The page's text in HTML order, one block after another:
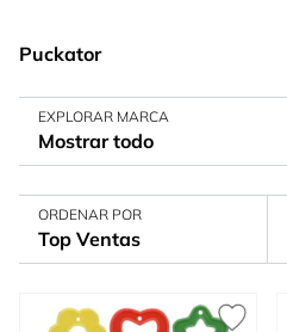
Puckator
EXPLORAR MARCA
Mostrar todo
ORDENAR POR
Top Ventas